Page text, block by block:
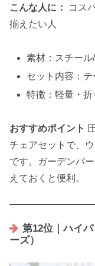
こんな人に：
コス
揃えたい人
素材：スチール
セット内容：
特徴：軽量・
おすすめポイント
チェアセットで、
です。ガーデンパ
えておくと便利。
第12位｜ハイ
ーズ）